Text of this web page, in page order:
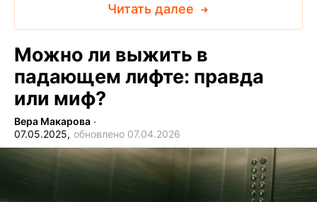
Читать далее
Можно ли выжить в
падающем лифте: правда
или миф?
Вера Макарова ∙
07.05.2025, обновлено 07.04.2026